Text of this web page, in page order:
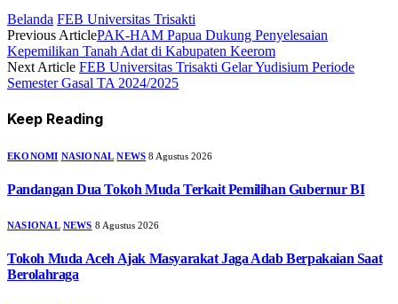
Belanda FEB Universitas Trisakti
Previous ArticlePAK-HAM Papua Dukung Penyelesaian
Kepemilikan Tanah Adat di Kabupaten Keerom
Next Article FEB Universitas Trisakti Gelar Yudisium Periode
Semester Gasal TA 2024/2025
Keep Reading
EKONOMI NASIONAL NEWS 8 Agustus 2026
Pandangan Dua Tokoh Muda Terkait Pemilihan Gubernur BI
NASIONAL NEWS 8 Agustus 2026
Tokoh Muda Aceh Ajak Masyarakat Jaga Adab Berpakaian Saat
Berolahraga